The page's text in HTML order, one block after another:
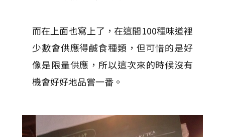
而在上面也寫上了，在這間100種味道裡
少數會供應得鹹食種類，但可惜的是好
像是限量供應，所以這次來的時候沒有
機會好好地品嘗一番。